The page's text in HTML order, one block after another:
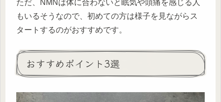
ただ、NMNは体に合わないと眠気や頭痛を感じる人
もいるそうなので、初めての方は様子を見ながらス
タートするのがおすすめです。
おすすめポイント3選